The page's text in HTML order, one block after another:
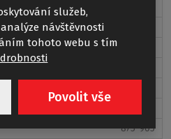
551-9000000-00-02
875-905
služeb,
návštěvnosti
tohoto webu s tím
Povolit vše